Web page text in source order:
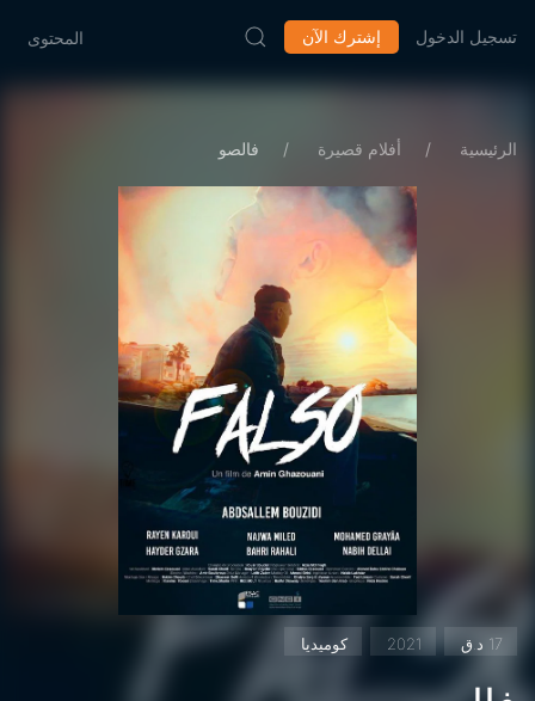
المحتوى إشترك الآن تسجيل الدخول
الرئيسية أفلام قصيرة فالصو
2021 كوميديا